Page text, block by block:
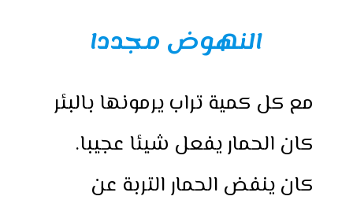
النهوض مجددا
مع كل كمية تراب يرمونها بالبئر
كان الحمار يفعل شيئا عجيبا.
كان ينفض الحمار التربة عن